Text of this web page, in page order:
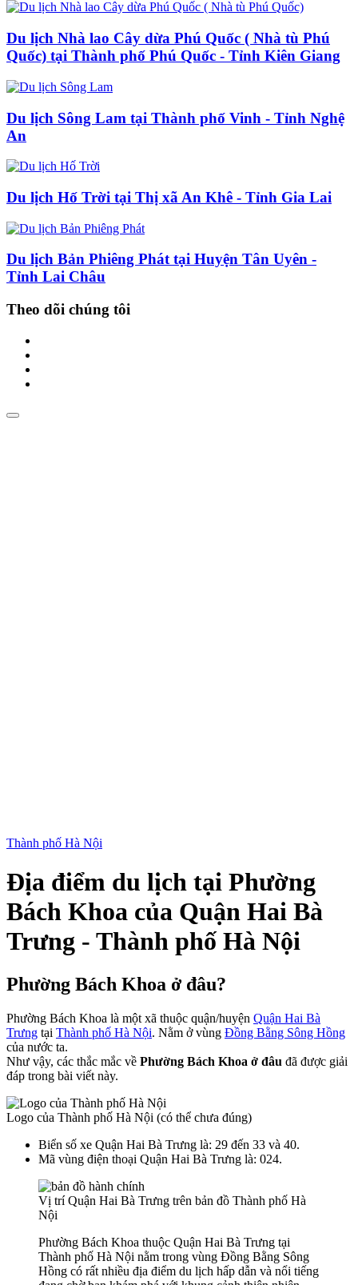
Du lịch Nhà lao Cây dừa Phú Quốc ( Nhà tù Phú
Quốc) tại Thành phố Phú Quốc - Tỉnh Kiên Giang
Du lịch Sông Lam tại Thành phố Vinh - Tỉnh Nghệ
An
Du lịch Hố Trời tại Thị xã An Khê - Tỉnh Gia Lai
Du lịch Bản Phiêng Phát tại Huyện Tân Uyên -
Tỉnh Lai Châu
Theo dõi chúng tôi
Thành phố Hà Nội
Địa điểm du lịch tại Phường
Bách Khoa của Quận Hai Bà
Trưng - Thành phố Hà Nội
Phường Bách Khoa ở đâu?
Phường Bách Khoa là một xã thuộc quận/huyện Quận Hai Bà
Trưng tại Thành phố Hà Nội. Nằm ở vùng Đồng Bằng Sông Hồng
của nước ta.
Như vậy, các thắc mắc về Phường Bách Khoa ở đâu đã được giải
đáp trong bài viết này.
Logo của Thành phố Hà Nội (có thể chưa đúng)
Biển số xe Quận Hai Bà Trưng là: 29 đến 33 và 40.
Mã vùng điện thoại Quận Hai Bà Trưng là: 024.
Vị trí Quận Hai Bà Trưng trên bản đồ Thành phố Hà
Nội
Phường Bách Khoa thuộc Quận Hai Bà Trưng tại
Thành phố Hà Nội nằm trong vùng Đồng Bằng Sông
Hồng có rất nhiều địa điểm du lịch hấp dẫn và nổi tiếng